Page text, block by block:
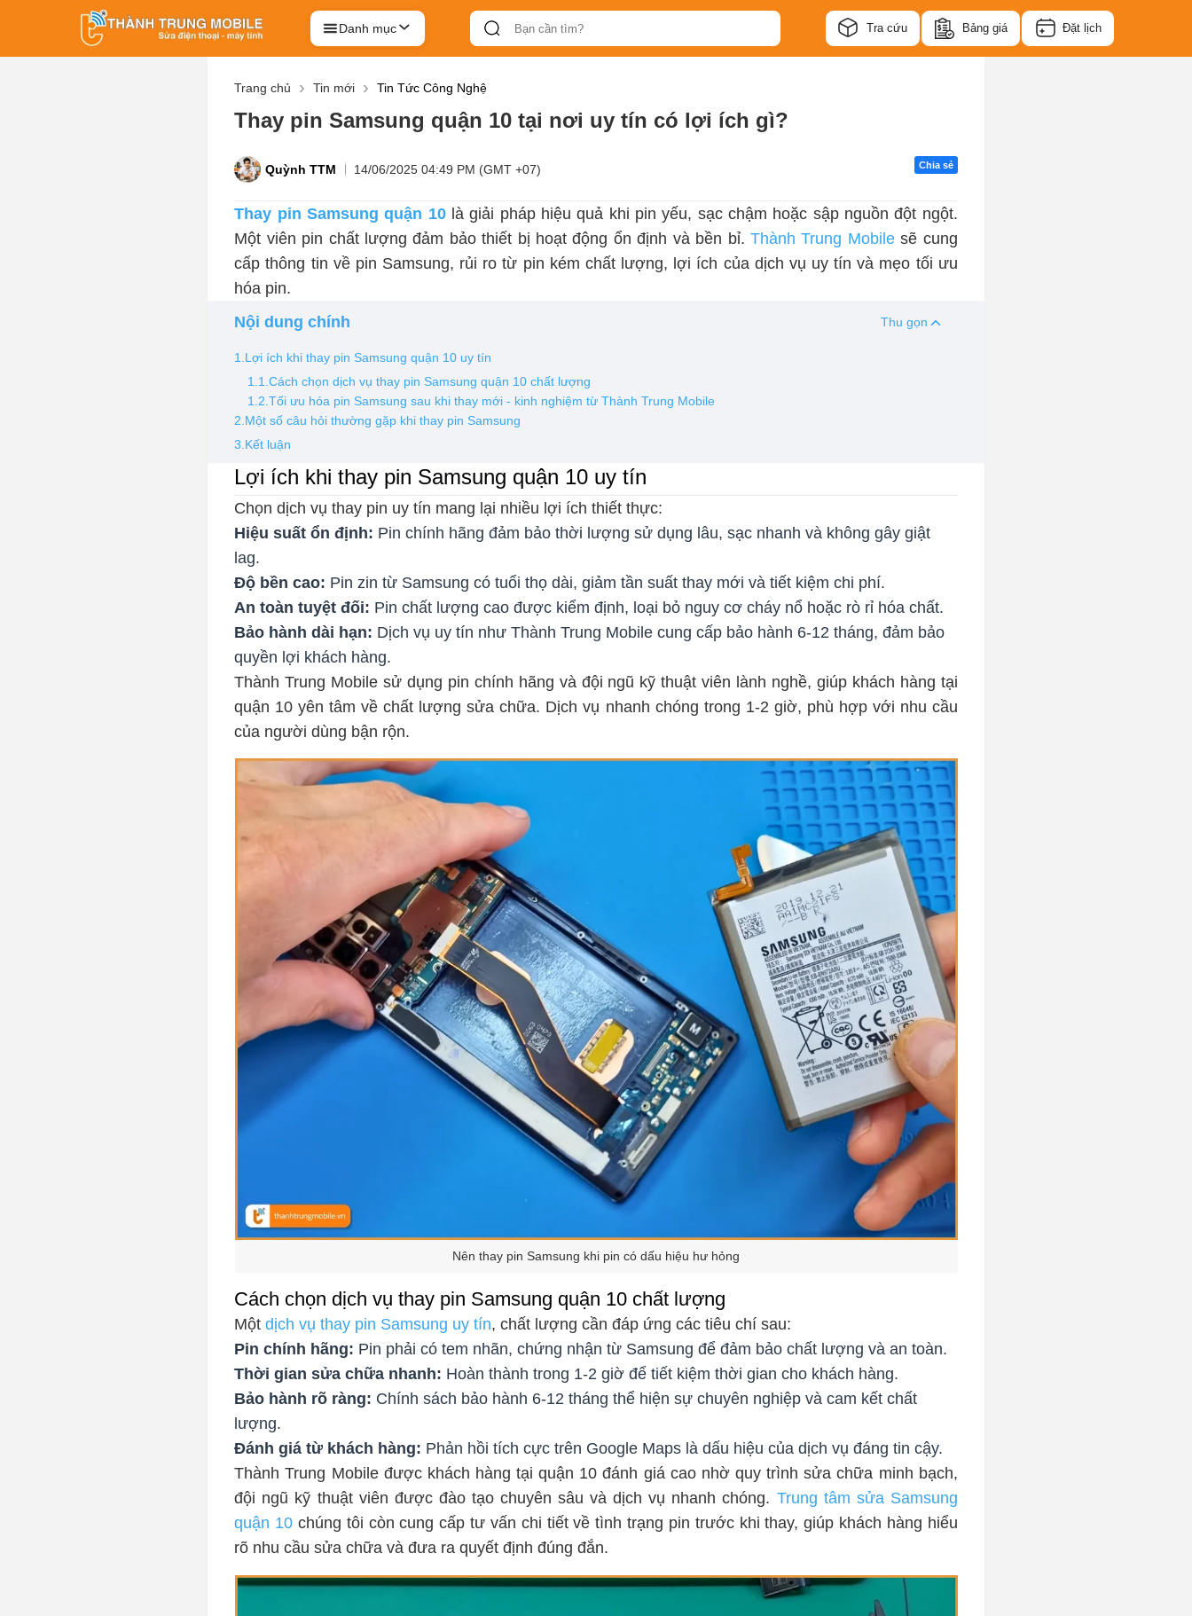
Danh mục Tra cứu Bảng giá Đặt lịch
Trang chủ Tin mới Tin Tức Công Nghệ
Thay pin Samsung quận 10 tại nơi uy tín có lợi ích gì?
Quỳnh TTM 14/06/2025 04:49 PM (GMT +07) Chia sẻ
Thay pin Samsung quận 10là giải pháp hiệu quả khi pin yếu, sạc chậm hoặc sập nguồn đột ngột.
Một viên pin chất lượng đảm bảo thiết bị hoạt động ổn định và bền bỉ.Thành Trung Mobilesẽ cung
cấp thông tin về pin Samsung, rủi ro từ pin kém chất lượng, lợi ích của dịch vụ uy tín và mẹo tối ưu
hóa pin.
Nội dung chính
Thu gọn
1.Lợi ích khi thay pin Samsung quận 10 uy tín
1.1.Cách chọn dịch vụ thay pin Samsung quận 10 chất lượng
1.2.Tối ưu hóa pin Samsung sau khi thay mới - kinh nghiệm từ Thành Trung Mobile
2.Một số câu hỏi thường gặp khi thay pin Samsung
3.Kết luận
Lợi ích khi thay pin Samsung quận 10 uy tín
Chọn dịch vụ thay pin uy tín mang lại nhiều lợi ích thiết thực:
Hiệu suất ổn định: Pin chính hãng đảm bảo thời lượng sử dụng lâu, sạc nhanh và không gây giật
lag.
Độ bền cao: Pin zin từ Samsung có tuổi thọ dài, giảm tần suất thay mới và tiết kiệm chi phí.
An toàn tuyệt đối: Pin chất lượng cao được kiểm định, loại bỏ nguy cơ cháy nổ hoặc rò rỉ hóa chất.
Bảo hành dài hạn: Dịch vụ uy tín như Thành Trung Mobile cung cấp bảo hành 6-12 tháng, đảm bảo
quyền lợi khách hàng.
Thành Trung Mobile sử dụng pin chính hãng và đội ngũ kỹ thuật viên lành nghề, giúp khách hàng tại
quận 10 yên tâm về chất lượng sửa chữa. Dịch vụ nhanh chóng trong 1-2 giờ, phù hợp với nhu cầu
của người dùng bận rộn.
Nên thay pin Samsung khi pin có dấu hiệu hư hỏng
Cách chọn dịch vụ thay pin Samsung quận 10 chất lượng
Mộtdịch vụ thay pin Samsung uy tín, chất lượng cần đáp ứng các tiêu chí sau:
Pin chính hãng: Pin phải có tem nhãn, chứng nhận từ Samsung để đảm bảo chất lượng và an toàn.
Thời gian sửa chữa nhanh: Hoàn thành trong 1-2 giờ để tiết kiệm thời gian cho khách hàng.
Bảo hành rõ ràng: Chính sách bảo hành 6-12 tháng thể hiện sự chuyên nghiệp và cam kết chất
lượng.
Đánh giá từ khách hàng: Phản hồi tích cực trên Google Maps là dấu hiệu của dịch vụ đáng tin cậy.
Thành Trung Mobile được khách hàng tại quận 10 đánh giá cao nhờ quy trình sửa chữa minh bạch,
đội ngũ kỹ thuật viên được đào tạo chuyên sâu và dịch vụ nhanh chóng. Trung tâm sửa Samsung
quận 10 chúng tôi còn cung cấp tư vấn chi tiết về tình trạng pin trước khi thay, giúp khách hàng hiểu
rõ nhu cầu sửa chữa và đưa ra quyết định đúng đắn.